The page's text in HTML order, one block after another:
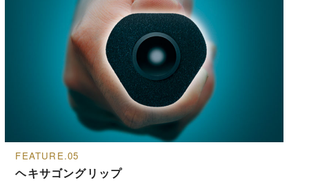
FEATURE.05
ヘキサゴングリップ